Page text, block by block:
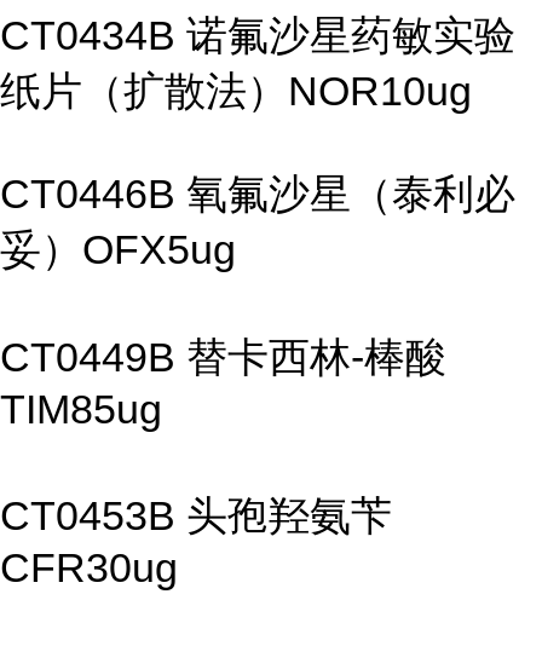
CT0434B 诺氟沙星药敏实验
纸片（扩散法）NOR10ug
CT0446B 氧氟沙星（泰利必
妥）OFX5ug
CT0449B 替卡西林-棒酸
TIM85ug
CT0453B 头孢羟氨苄
CFR30ug